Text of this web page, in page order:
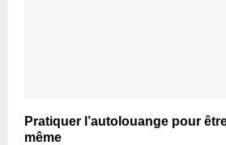
Pratiquer l’autolouange pour
même